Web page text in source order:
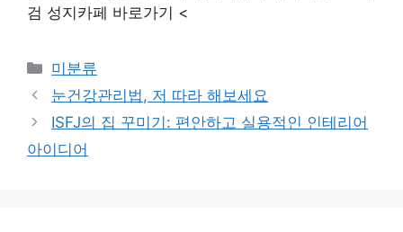
검 성지카페 바로가기 <
Categories
미분류
눈건강관리법, 저 따라 해보세요
ISFJ의 집 꾸미기: 편안하고 실용적인 인테리어
아이디어